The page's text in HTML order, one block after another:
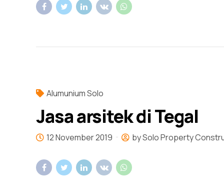
Alumunium Solo
Jasa arsitek di Tegal
12 November 2019 by Solo Property